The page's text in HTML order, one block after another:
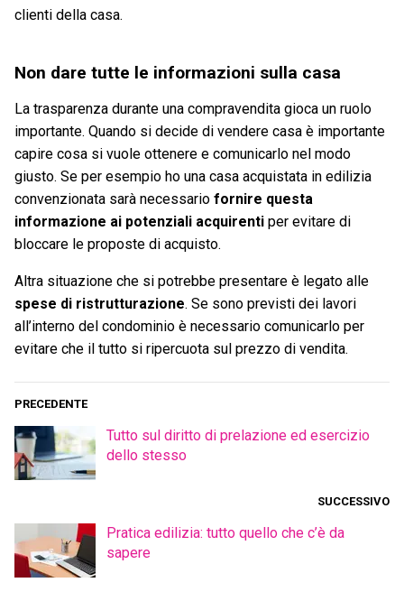
clienti della casa.
Non dare tutte le informazioni sulla casa
La trasparenza durante una compravendita gioca un ruolo
importante. Quando si decide di vendere casa è importante
capire cosa si vuole ottenere e comunicarlo nel modo
giusto. Se per esempio ho una casa acquistata in edilizia
convenzionata sarà necessario fornire questa
informazione ai potenziali acquirenti per evitare di
bloccare le proposte di acquisto.
Altra situazione che si potrebbe presentare è legato alle
spese di ristrutturazione. Se sono previsti dei lavori
all’interno del condominio è necessario comunicarlo per
evitare che il tutto si ripercuota sul prezzo di vendita.
PRECEDENTE
Tutto sul diritto di prelazione ed esercizio
dello stesso
SUCCESSIVO
Pratica edilizia: tutto quello che c’è da
sapere